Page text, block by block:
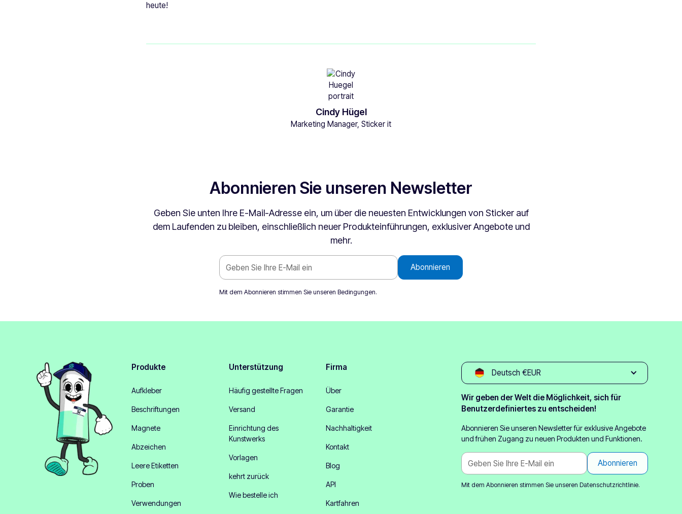
heute!
Cindy Hügel
Marketing Manager, Sticker it
Abonnieren Sie unseren Newsletter
Geben Sie unten Ihre E-Mail-Adresse ein, um über die neuesten Entwicklungen von Sticker auf
dem Laufenden zu bleiben, einschließlich neuer Produkteinführungen, exklusiver Angebote und
mehr.
Mit dem Abonnieren stimmen Sie unseren Bedingungen.
Produkte
Aufkleber
Beschriftungen
Magnete
Abzeichen
Leere Etiketten
Proben
Verwendungen
Unterstützung
Häufig gestellte Fragen
Versand
Einrichtung des
Kunstwerks
Vorlagen
kehrt zurück
Wie bestelle ich
Firma
Über
Garantie
Nachhaltigkeit
Kontakt
Blog
API
Kartfahren
Deutsch €EUR
Wir geben der Welt die Möglichkeit, sich für
Benutzerdefiniertes zu entscheiden!
Abonnieren Sie unseren Newsletter für exklusive Angebote
und frühen Zugang zu neuen Produkten und Funktionen.
Mit dem Abonnieren stimmen Sie unserenDatenschutzrichtlinie.